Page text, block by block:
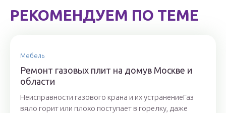
РЕКОМЕНДУЕМ ПО ТЕМЕ
Мебель
Ремонт газовых плит на домув Москве и
области
Неисправности газового крана и их устранениеГаз
вяло горит или плохо поступает в горелку, даже